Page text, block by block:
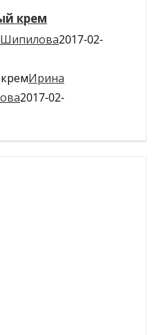
крем
2017-02-
Ирина
2017-02-